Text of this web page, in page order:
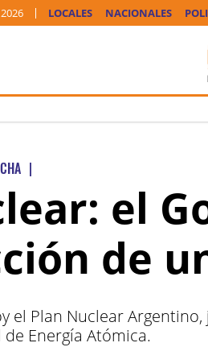
LOCALES NACIONALES
|
el
de
el Plan Nuclear
Energía Atómica.